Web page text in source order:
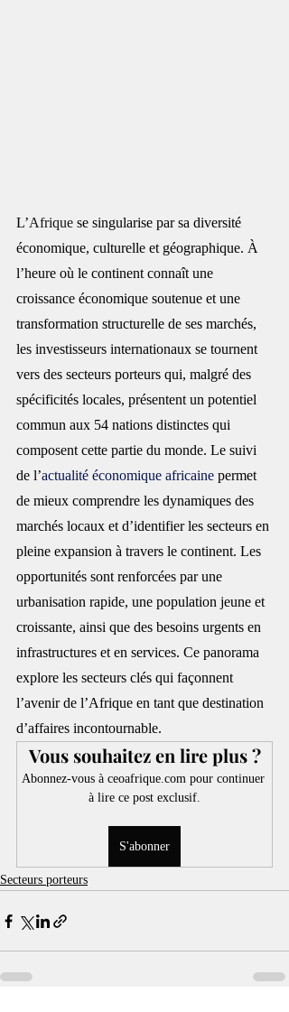
L’Afrique se singularise par sa diversité
économique, culturelle et géographique. À
l’heure où le continent connaît une
croissance économique soutenue et une
transformation structurelle de ses marchés,
les investisseurs internationaux se tournent
vers des secteurs porteurs qui, malgré des
spécificités locales, présentent un potentiel
commun aux 54 nations distinctes qui
composent cette partie du monde. Le suivi
de l’actualité économique africaine permet
de mieux comprendre les dynamiques des
marchés locaux et d’identifier les secteurs en
pleine expansion à travers le continent. Les
opportunités sont renforcées par une
urbanisation rapide, une population jeune et
croissante, ainsi que des besoins urgents en
infrastructures et en services. Ce panorama
explore les secteurs clés qui façonnent
l’avenir de l’Afrique en tant que destination
d’affaires incontournable.
Vous souhaitez en lire plus ?
Abonnez-vous à ceoafrique.com pour continuer
à lire ce post exclusif.
S'abonner
Secteurs porteurs